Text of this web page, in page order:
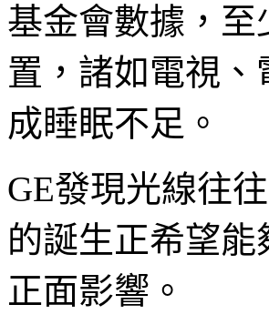
基金會數據，至
置，諸如電視
成睡眠不足。
GE發現光線往
的誕生正希望
正面影響。